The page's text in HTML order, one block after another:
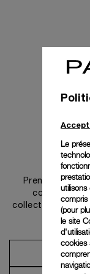
Prenez
contactez
collections et
Le
compris
(pour
le site
cookies